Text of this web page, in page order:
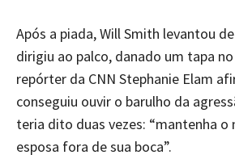
Após a piada, Will Smith levantou
dirigiu ao palco, danado um tapa
repórter da CNN Stephanie Elam
conseguiu ouvir o barulho da
teria dito duas vezes: “mantenha o
esposa fora de sua boca”.